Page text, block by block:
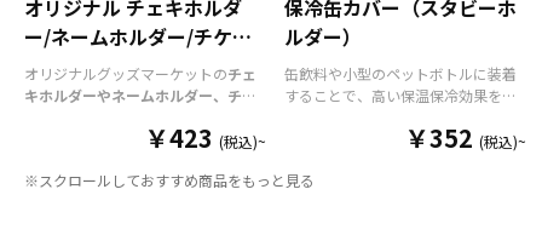
オリジナル チェキホルダ
ー/ネームホルダー/チケッ
トホルダー
オリジナルグッズマーケットのチェ
キホルダーやネームホルダー、チケ
ダーパーツを組み合わせた今まであ
です。透明度が高く美しいアクリル
￥423 (税込)~
保冷缶カバー（スタビーホ
ルダー）
缶飲料や小型のペットボトルに装着
することで、高い保温保冷効果を発
ダー）をOEM製作できます。使わな
携帯性に優れています。オールシー
￥352 (税込)~
※スクロールしておすすめ商品をもっと見る